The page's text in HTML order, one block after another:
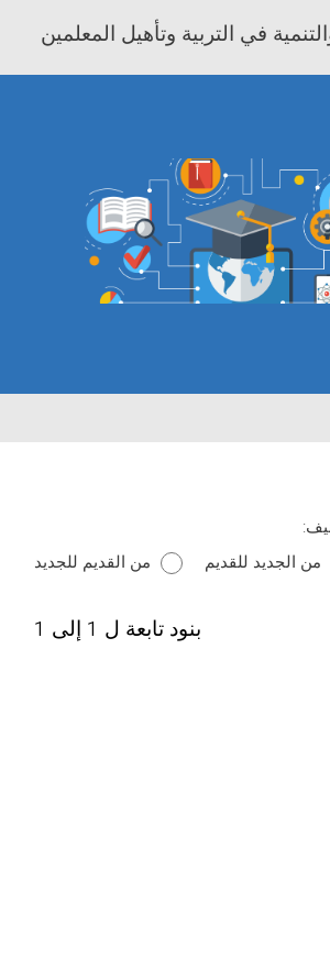
في التربية وتأهيل المعلمين
من الجديد للقديم
من القديم للجديد
بنود تابعة ل 1 إلى 1